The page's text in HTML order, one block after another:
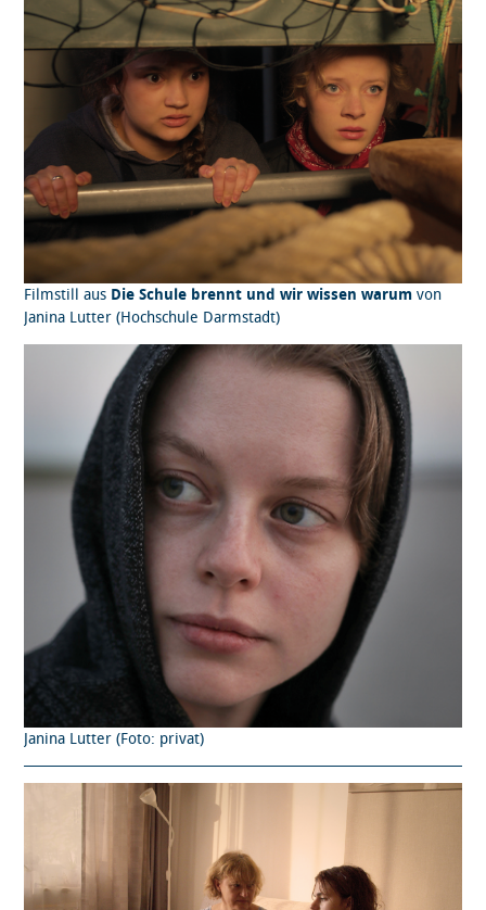
Filmstill aus Die Schule brennt und wir wissen warum von
Janina Lutter (Hochschule Darmstadt)
Janina Lutter (Foto: privat)